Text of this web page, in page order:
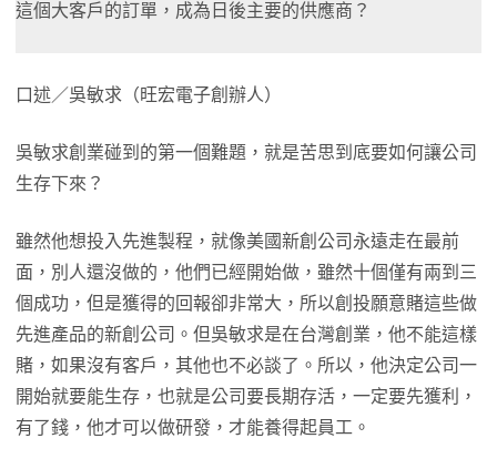
這個大客戶的訂單，成為日後主要的供應商？
口述／吳敏求（旺宏電子創辦人）
吳敏求創業碰到的第一個難題，就是苦思到底要如何讓公司
生存下來？
雖然他想投入先進製程，就像美國新創公司永遠走在最前
面，別人還沒做的，他們已經開始做，雖然十個僅有兩到三
個成功，但是獲得的回報卻非常大，所以創投願意賭這些做
先進產品的新創公司。但吳敏求是在台灣創業，他不能這樣
賭，如果沒有客戶，其他也不必談了。所以，他決定公司一
開始就要能生存，也就是公司要長期存活，一定要先獲利，
有了錢，他才可以做研發，才能養得起員工。